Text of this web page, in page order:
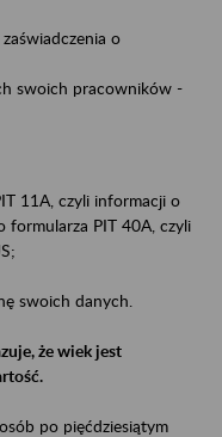
o
swoich pracowników -
11A, czyli informacji o
formularza PIT 40A, czyli
swoich danych.
że wiek jest
po pięćdziesiątym